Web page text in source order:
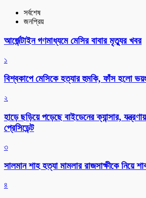
সর্বশেষ
জনপ্রিয়
আর্জেন্টাইন গণমাধ্যমে মেসির বাবার মৃত্যুর খবর
১
বিশ্বকাপে মেসিকে হত্যার হুমকি, ফাঁস হলো
২
হাড়ে ছড়িয়ে পড়েছে বাইডেনের ক্যান্সার,
প্রেসিডেন্ট
৩
সালমান শাহ হত্যা মামলার রাজসাক্ষীকে নিয়ে
৪